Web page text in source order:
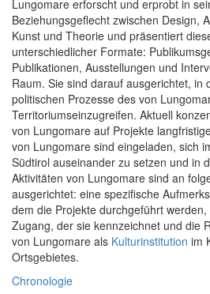
Lungomare erforscht und erprobt in
Beziehungsgeflecht zwischen Design,
Kunst und Theorie und präsentiert
unterschiedlicher Formate:
Publikationen, Ausstellungen und
Raum. Sie sind darauf ausgerichtet, in
politischen Prozesse des von
Territoriumseinzugreifen. Aktuell
von Lungomare auf Projekte
von Lungomare sind eingeladen, sich
Südtirol auseinander zu setzen und in
Aktivitäten von Lungomare sind an
ausgerichtet: eine spezifische
dem die Projekte durchgeführt werden,
Zugang, der sie kennzeichnet und die
von Lungomare als Kulturinstitution im
Ortsgebietes.
Chronologie